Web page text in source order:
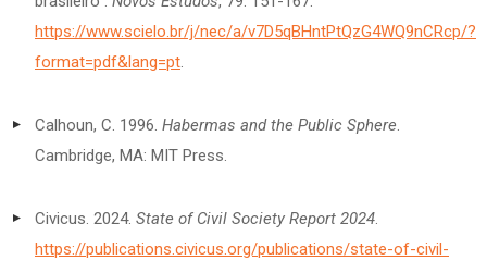
https://www.scielo.br/j/nec/a/v7D5qBHntPtQzG4WQ9nCRcp/?
format=pdf&lang=pt.
Calhoun, C. 1996. Habermas and the Public Sphere.
Cambridge, MA: MIT Press.
Civicus. 2024. State of Civil Society Report 2024.
https://publications.civicus.org/publications/state-of-civil-